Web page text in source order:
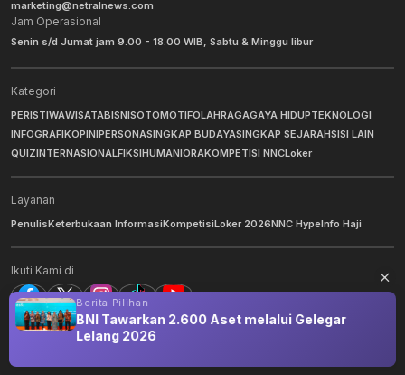
marketing@netralnews.com
Jam Operasional
Senin s/d Jumat jam 9.00 - 18.00 WIB, Sabtu & Minggu libur
Kategori
PERISTIWAWISATABISNISOTOMOTIFOLAHRAGAGAYA HIDUPTEKNOLOGI
INFOGRAFIKOPINIPERSONASINGKAP BUDAYASINGKAP SEJARAHSISI LAIN
QUIZINTERNASIONALFIKSIHUMANIORAKOMPETISI NNCLoker
Layanan
PenulisKeterbukaan InformasiKompetisiLoker 2026NNC HypeInfo Haji
Ikuti Kami di
NNC Netralnews. All Rights Reserved.
Berita Pilihan
BNI Tawarkan 2.600 Aset melalui Gelegar
Lelang 2026